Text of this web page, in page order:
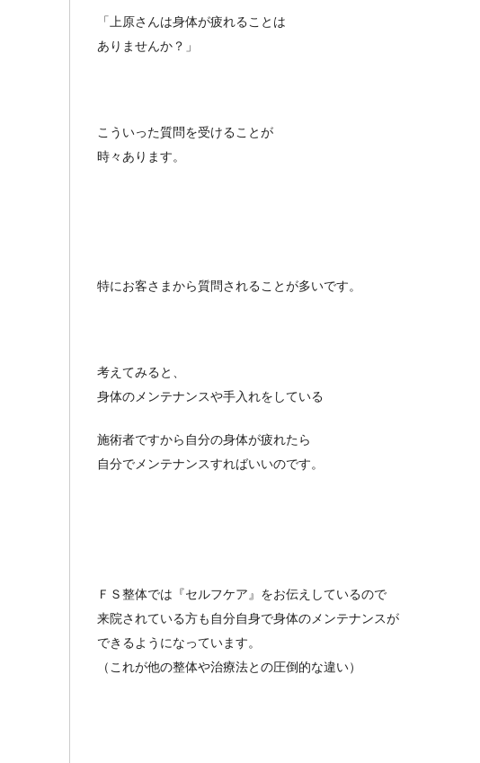
「上原さんは身体が疲れることは
ありませんか？」
こういった質問を受けることが
時々あります。
特にお客さまから質問されることが多いです。
考えてみると、
身体のメンテナンスや手入れをしている
施術者ですから自分の身体が疲れたら
自分でメンテナンスすればいいのです。
ＦＳ整体では『セルフケア』をお伝えしているので
来院されている方も自分自身で身体のメンテナンスが
できるようになっています。
（これが他の整体や治療法との圧倒的な違い）